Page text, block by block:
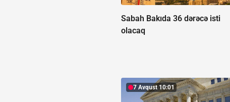
Sabah Bakıda 36 dərəcə isti
olacaq
7 Avqust 10:01